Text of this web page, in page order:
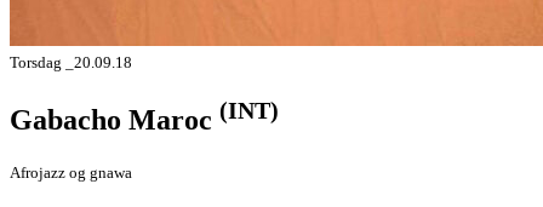
Torsdag _20.09.18
Gabacho Maroc (INT)
Afrojazz og gnawa